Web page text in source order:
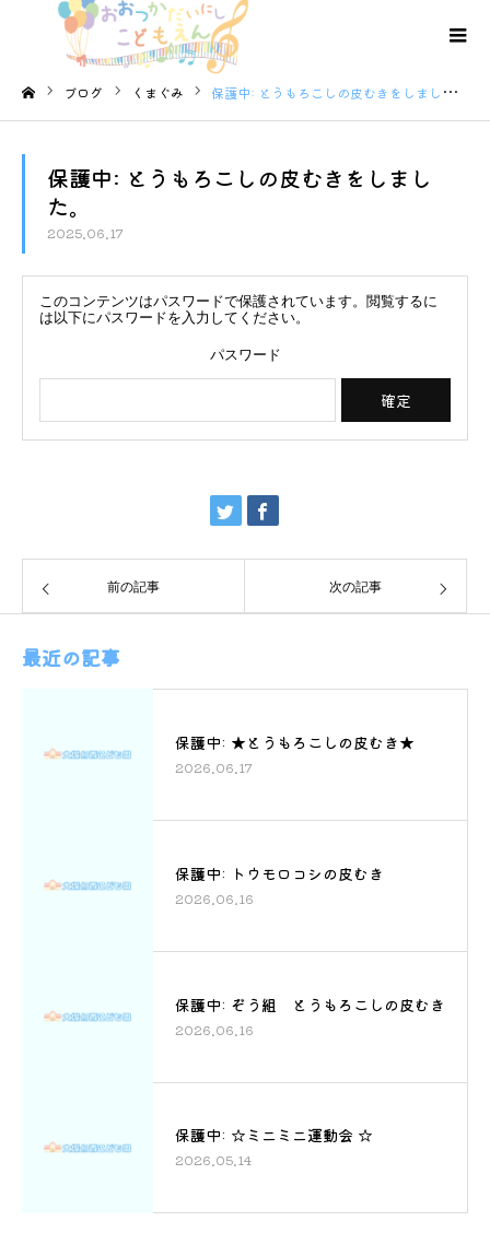
ブログ くまぐみ 保護中: とうもろこしの皮むきをしました。
保護中: とうもろこしの皮むきをしまし
た。
2025.06.17
このコンテンツはパスワードで保護されています。閲覧するに
は以下にパスワードを入力してください。
パスワード
前の記事 次の記事
最近の記事
保護中: ★とうもろこしの皮むき★
2026.06.17
保護中: トウモロコシの皮むき
2026.06.16
保護中: ぞう組 とうもろこしの皮むき
2026.06.16
保護中: ☆ミニミニ運動会 ☆
2026.05.14